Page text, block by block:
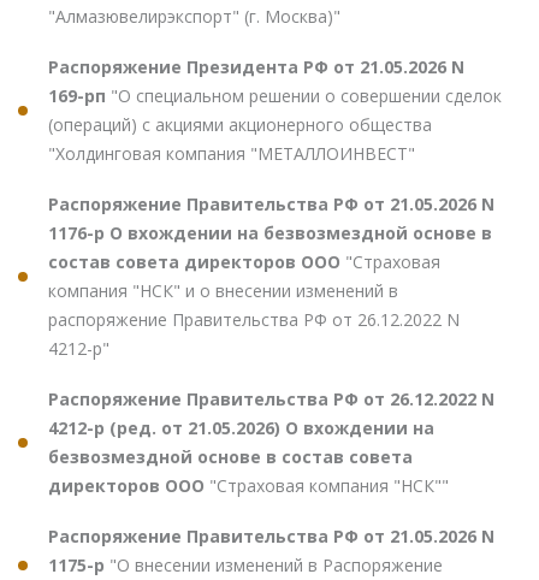
"Алмазювелирэкспорт" (г. Москва)"
Распоряжение Президента РФ от 21.05.2026 N
169-рп "О специальном решении о совершении сделок
(операций) с акциями акционерного общества
"Холдинговая компания "МЕТАЛЛОИНВЕСТ"
Распоряжение Правительства РФ от 21.05.2026 N
1176-р О вхождении на безвозмездной основе в
состав совета директоров ООО "Страховая
компания "НСК" и о внесении изменений в
распоряжение Правительства РФ от 26.12.2022 N
4212-р"
Распоряжение Правительства РФ от 26.12.2022 N
4212-р (ред. от 21.05.2026) О вхождении на
безвозмездной основе в состав совета
директоров ООО "Страховая компания "НСК""
Распоряжение Правительства РФ от 21.05.2026 N
1175-р "О внесении изменений в Распоряжение